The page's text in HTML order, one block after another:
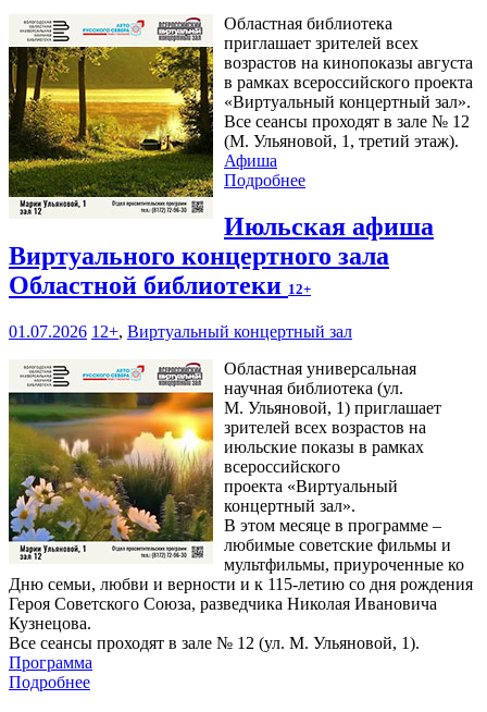
Областная библиотека
приглашает зрителей всех
возрастов на кинопоказы августа
в рамках всероссийского проекта
«Виртуальный концертный зал».
Все сеансы проходят в зале № 12
(М. Ульяновой, 1, третий этаж).
Афиша
Подробнее
Июльская афиша
Виртуального концертного зала
Областной библиотеки 12+
01.07.2026 12+, Виртуальный концертный зал
Областная универсальная
научная библиотека (ул.
М. Ульяновой, 1) приглашает
зрителей всех возрастов на
июльские показы в рамках
всероссийского
проекта «Виртуальный
концертный зал».
В этом месяце в программе –
любимые советские фильмы и
мультфильмы, приуроченные ко
Дню семьи, любви и верности и к 115-летию со дня рождения
Героя Советского Союза, разведчика Николая Ивановича
Кузнецова.
Все сеансы проходят в зале № 12 (ул. М. Ульяновой, 1).
Программа
Подробнее